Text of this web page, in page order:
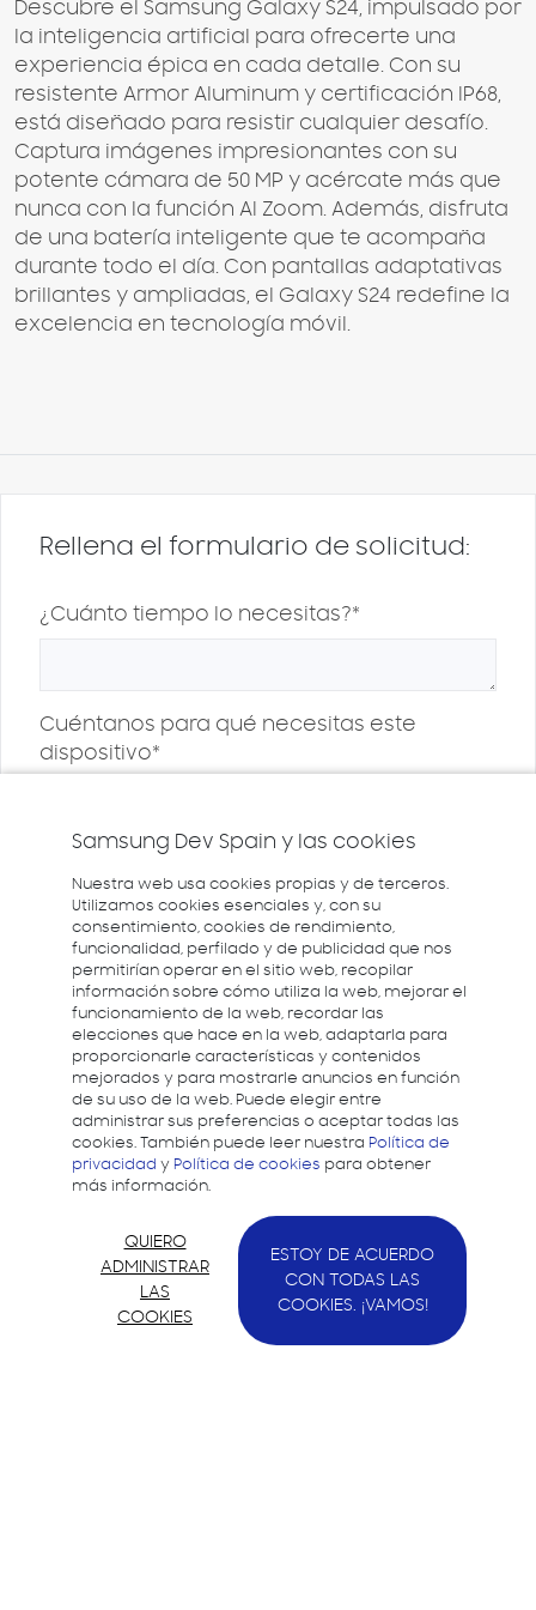
Descubre el Samsung Galaxy S24, impulsado por
la inteligencia artificial para ofrecerte una
experiencia épica en cada detalle. Con su
resistente Armor Aluminum y certificación IP68,
está diseñado para resistir cualquier desafío.
Captura imágenes impresionantes con su
potente cámara de 50 MP y acércate más que
nunca con la función AI Zoom. Además, disfruta
de una batería inteligente que te acompaña
durante todo el día. Con pantallas adaptativas
brillantes y ampliadas, el Galaxy S24 redefine la
excelencia en tecnología móvil.
Rellena el formulario de solicitud:
¿Cuánto tiempo lo necesitas?*
Cuéntanos para qué necesitas este
dispositivo*
Samsung Dev Spain y las cookies
Nuestra web usa cookies propias y de terceros.
Utilizamos cookies esenciales y, con su
consentimiento, cookies de rendimiento,
funcionalidad, perfilado y de publicidad que nos
permitirían operar en el sitio web, recopilar
información sobre cómo utiliza la web, mejorar el
funcionamiento de la web, recordar las
elecciones que hace en la web, adaptarla para
proporcionarle características y contenidos
mejorados y para mostrarle anuncios en función
de su uso de la web. Puede elegir entre
administrar sus preferencias o aceptar todas las
cookies. También puede leer nuestra Política de
privacidad y Política de cookies para obtener
más información.
QUIERO
ADMINISTRAR
LAS
COOKIES
ESTOY DE ACUERDO
CON TODAS LAS
COOKIES. ¡VAMOS!